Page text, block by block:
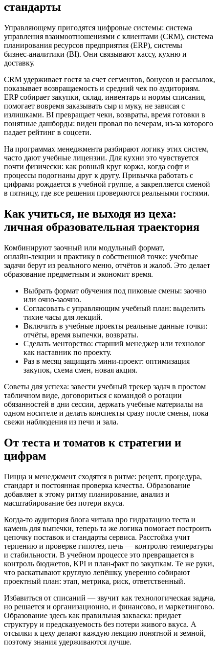
стандарты
Управляющему пригодятся цифровые системы: система
управления взаимоотношениями с клиентами (CRM), система
планирования ресурсов предприятия (ERP), системы
бизнес‑аналитики (BI). Они связывают кассу, кухню и
доставку.
CRM удерживает гостя за счет сегментов, бонусов и рассылок,
показывает возвращаемость и средний чек по аудиториям.
ERP собирает закупки, склад, инвентарь и нормы списания,
помогает вовремя заказывать сыр и муку, не зависая с
излишками. BI превращает чеки, возвраты, время готовки в
понятные дашборды: виден провал по вечерам, из‑за которого
падает рейтинг в соцсети.
На программах менеджмента разбирают логику этих систем,
часто дают учебные лицензии. Для кухни это чувствуется
почти физически: как ровный круг коржа, когда софт и
процессы подогнаны друг к другу. Привычка работать с
цифрами рождается в учебной группе, а закрепляется сменой
в пятницу, где все решения проверяются реальными гостями.
Как учиться, не выходя из цеха:
личная образовательная траектория
Комбинируют заочный или модульный формат,
онлайн‑лекции и практику в собственной точке: учебные
задачи берут из реального меню, отчётов и жалоб. Это делает
образование предметным и экономит время.
Выбрать формат обучения под пиковые смены: заочно
или очно‑заочно.
Согласовать с управляющим учебный план: выделить
тихие часы для лекций.
Включить в учебные проекты реальные данные точки:
отчёты, время выпечки, возвраты.
Сделать менторство: старший менеджер или технолог
как наставник по проекту.
Раз в месяц защищать мини‑проект: оптимизация
закупок, схема смен, новая акция.
Советы для успеха: завести учебный трекер задач в простом
табличном виде, договориться с командой о ротации
обязанностей в дни сессии, держать учебные материалы на
одном носителе и делать конспекты сразу после смены, пока
свежи наблюдения из печи и зала.
От теста и томатов к стратегии и
цифрам
Пицца и менеджмент сходятся в ритме: рецепт, процедура,
стандарт и постоянная проверка качества. Образование
добавляет к этому ритму планирование, анализ и
масштабирование без потери вкуса.
Когда‑то аудитория блога читала про гидратацию теста и
камень для выпечки, теперь та же логика помогает построить
цепочку поставок и стандарты сервиса. Расстойка учит
терпению и проверке гипотез, печь — контролю температуры
и стабильности. В учебном процессе это превращается в
контроль бюджетов, KPI и план‑факт по закупкам. Те же руки,
что раскатывают круглую лепёшку, уверенно собирают
проектный план: этап, метрика, риск, ответственный.
Избавиться от списаний — звучит как технологическая задача,
но решается и организационно, и финансово, и маркетингово.
Образование здесь как правильная закваска: придает
структуру и предсказуемость без потери живого вкуса. А
отсылки к цеху делают каждую лекцию понятной и земной,
поэтому знания удерживаются лучше.